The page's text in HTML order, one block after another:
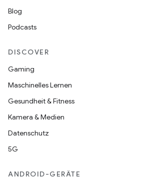
Blog
Podcasts
DISCOVER
Gaming
Maschinelles Lernen
Gesundheit & Fitness
Kamera & Medien
Datenschutz
5G
ANDROID-GERÄTE